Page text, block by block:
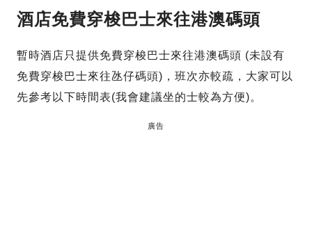
酒店免費穿梭巴士來往港澳碼頭
暫時酒店只提供免費穿梭巴士來往港澳碼頭 (未設有
免費穿梭巴士來往氹仔碼頭)，班次亦較疏，大家可以
先參考以下時間表(我會建議坐的士較為方便)。
廣告